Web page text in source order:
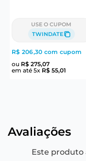
USE O CUPOM
TWINDATE
R$ 206,30 com cupom
ou R$ 275,07
em até 5x R$ 55,01
Avaliações
Este produto